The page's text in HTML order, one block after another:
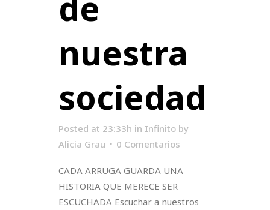
nuestra
sociedad
Posted at 23:33h in Infinito by
Alicia Grau
0 Comentarios
CADA ARRUGA GUARDA UNA
HISTORIA QUE MERECE SER
ESCUCHADA Escuchar a nuestros